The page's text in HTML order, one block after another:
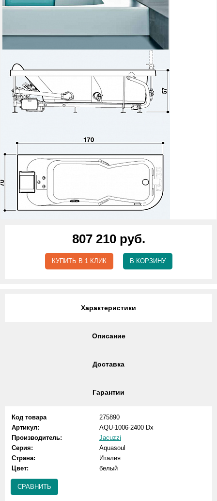
807 210 руб.
КУПИТЬ В 1 КЛИК В КОРЗИНУ
Характеристики
Описание
Доставка
Гарантии
Код товара
275890
Артикул:
AQU-1006-2400 Dx
Производитель:
Jacuzzi
Серия:
Aquasoul
Страна:
Италия
Цвет:
белый
СРАВНИТЬ